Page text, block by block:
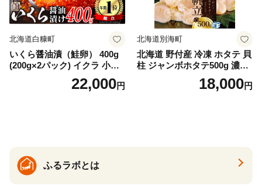
北海道白糠町
いくら醤油漬（鮭卵） 400g
(200g×2パック) イクラ 小分
け いくら醤油漬 鮭いくら い
くら醤油漬け 鮭 鮭卵 ikura
22,000円
北海道別海町
北海道 野付産 冷凍 ホタテ 貝
柱 ジャンボホタテ500g 濃厚
な旨味と甘み （ほたて ホタ
テ 帆立 貝柱 ホタテ貝柱 大玉
18,000円
ふるラボとは